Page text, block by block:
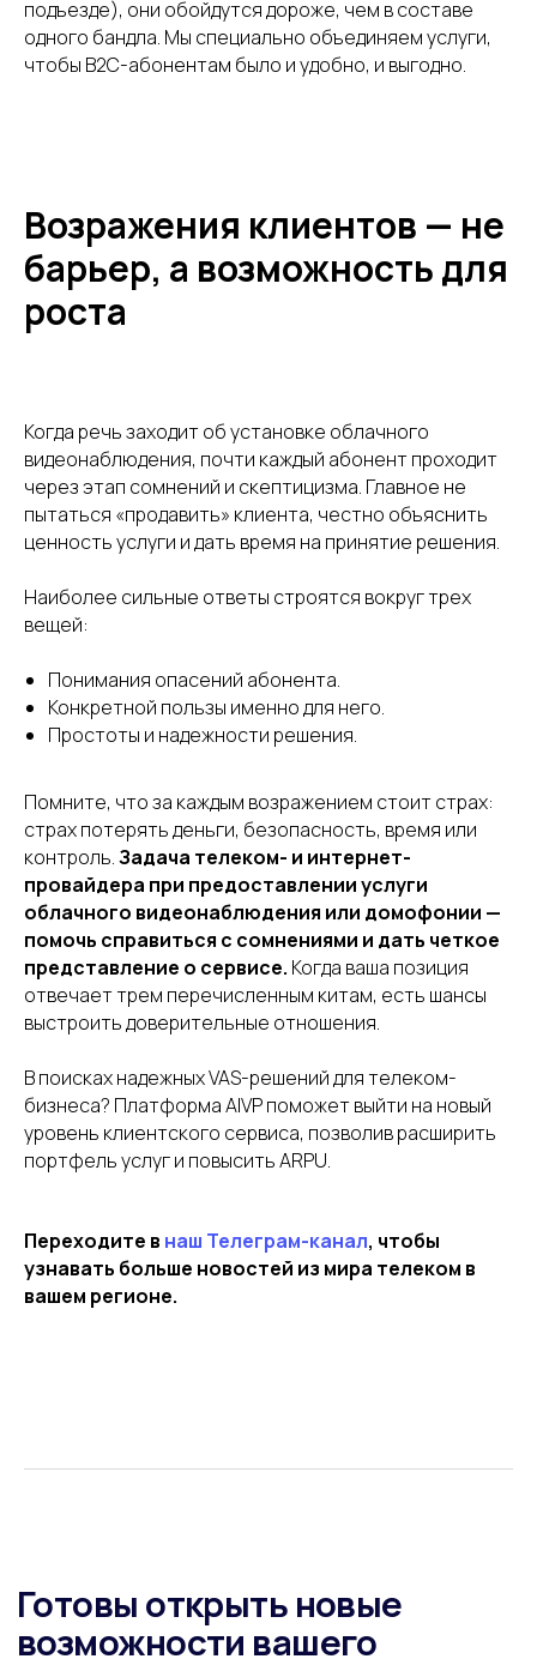
подъезде), они обойдутся дороже, чем в составе
одного бандла. Мы специально объединяем услуги,
чтобы B2C-абонентам было и удобно, и выгодно.
Возражения клиентов — не
барьер, а возможность для
роста
Когда речь заходит об установке облачного
видеонаблюдения, почти каждый абонент проходит
через этап сомнений и скептицизма. Главное не
пытаться «продавить» клиента, честно объяснить
ценность услуги и дать время на принятие решения.
Наиболее сильные ответы строятся вокруг трех
вещей:
Понимания опасений абонента.
Конкретной пользы именно для него.
Простоты и надежности решения.
Помните, что за каждым возражением стоит страх:
страх потерять деньги, безопасность, время или
контроль.Задача телеком- и интернет-
провайдера при предоставлении услуги
облачного видеонаблюдения или домофонии —
помочь справиться с сомнениями и дать четкое
представление о сервисе. Когда ваша позиция
отвечает трем перечисленным китам, есть шансы
выстроить доверительные отношения.
В поисках надежных VAS-решений для телеком-
бизнеса? Платформа AIVP поможет выйти на новый
уровень клиентского сервиса, позволив расширить
портфель услуг и повысить ARPU.
Переходите в наш Телеграм-канал, чтобы
узнавать больше новостей из мира телеком в
вашем регионе.
© Copyright 2025. All Rights Reserved by AIVP
Внутриквартирное наблюдение
Camera Agent
Edge Bridge
Партнерам
О компании
Блог
Контакты
Документация
+375 29 310 11 42
info@aivp.io
Хотите быть в курсе событий? Подпишитесь на
нашу рассылку новостей!
Подписаться
Мы в соцсетях